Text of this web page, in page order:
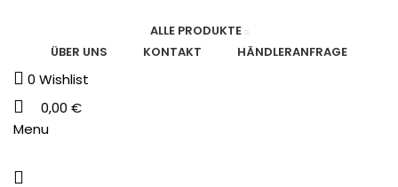
ALLE PRODUKTE
ÜBER UNS
KONTAKT HÄNDLERANFRAGE
0 Wishlist
0,00 €
Menu